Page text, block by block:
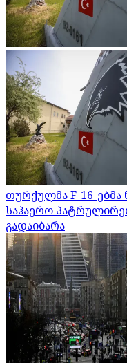
თურქულმა F-16-
საჰაერო
გადაიბარა